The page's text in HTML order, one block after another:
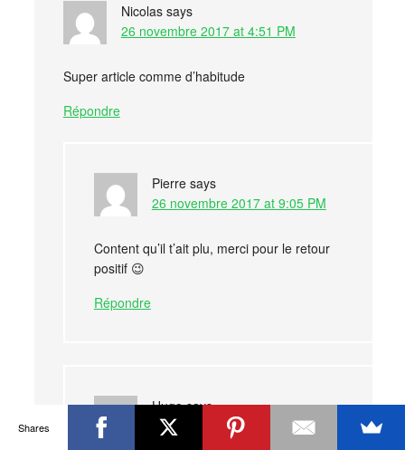
Nicolas says
26 novembre 2017 at 4:51 PM
Super article comme d’habitude
Répondre
Pierre says
26 novembre 2017 at 9:05 PM
Content qu’il t’ait plu, merci pour le retour
positif 😉
Répondre
Hugo says
4 septembre 2019 at 1:55 PM
Shares